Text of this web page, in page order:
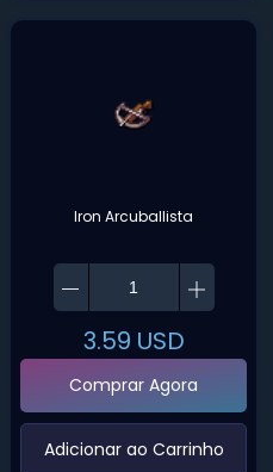
Iron Arcuballista
3.59 USD
Comprar Agora
‌Adicionar ao Carrinho‌